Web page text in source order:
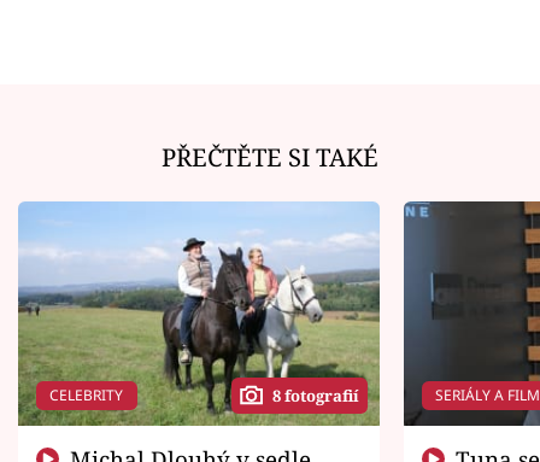
PŘEČTĚTE SI TAKÉ
CELEBRITY 8 fotografií SERIÁLY A